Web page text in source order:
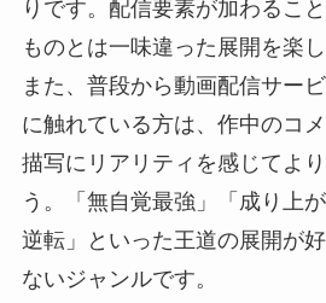
りです。配信要素が加わるこ
ものとは一味違った展開を楽し
また、普段から動画配信サー
に触れている方は、作中のコ
描写にリアリティを感じてよ
う。「無自覚最強」「成り上
逆転」といった王道の展開が
ないジャンルです。